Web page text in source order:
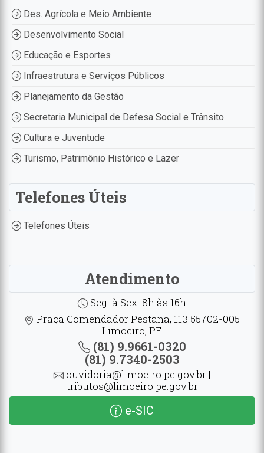
Des. Agrícola e Meio Ambiente
Desenvolvimento Social
Educação e Esportes
Infraestrutura e Serviços Públicos
Planejamento da Gestão
Secretaria Municipal de Defesa Social e Trânsito
Cultura e Juventude
Turismo, Patrimônio Histórico e Lazer
Telefones Úteis
Telefones Úteis
Atendimento
Seg. à Sex. 8h às 16h
Praça Comendador Pestana, 113 55702-005
Limoeiro, PE
(81) 9.9661-0320
(81) 9.7340-2503
ouvidoria@limoeiro.pe.gov.br |
tributos@limoeiro.pe.gov.br
e-SIC